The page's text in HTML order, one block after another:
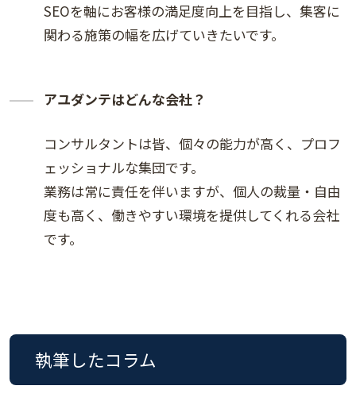
SEOを軸にお客様の満足度向上を目指し、集客に
関わる施策の幅を広げていきたいです。
アユダンテはどんな会社？
コンサルタントは皆、個々の能力が高く、プロフ
ェッショナルな集団です。
業務は常に責任を伴いますが、個人の裁量・自由
度も高く、働きやすい環境を提供してくれる会社
です。
執筆したコラム